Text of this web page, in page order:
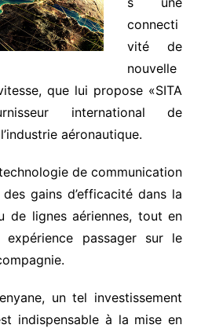
connecti
vité de
nouvelle
que lui propose «SITA
international de
aéronautique.
de communication
gains d’efficacité dans la
de lignes aériennes, tout en
expérience passager sur le
un tel investissement
indispensable à la mise en